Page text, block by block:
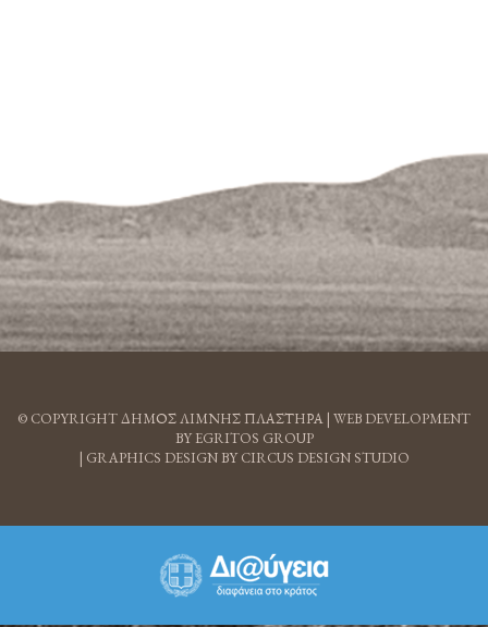
© COPYRIGHT ΔΗΜΟΣ ΛΙΜΝΗΣ ΠΛΑΣΤΗΡΑ | WEB DEVELOPMENT
BY EGRITOS GROUP
| GRAPHICS DESIGN BY CIRCUS DESIGN STUDIO